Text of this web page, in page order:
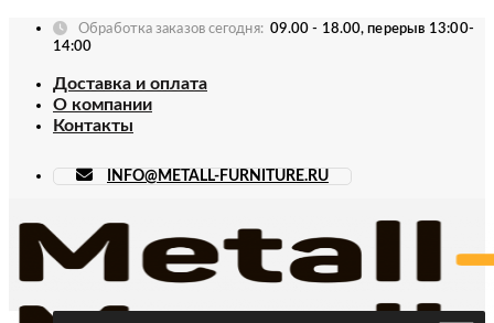
Skip
Обработка заказов сегодня: 09.00 - 18.00, перерыв 13:00-
14:00
Доставка и оплата
О компании
Контакты
INFO@METALL-FURNITURE.RU